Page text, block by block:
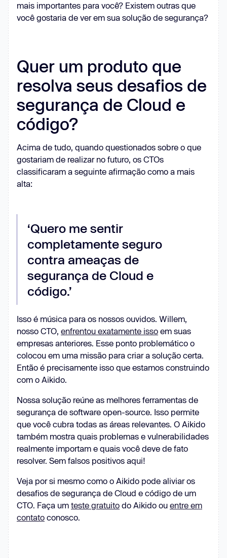
mais importantes para você? Existem outras que
você gostaria de ver em sua solução de segurança?
Quer um produto que
resolva seus desafios de
segurança de Cloud e
código?
Acima de tudo, quando questionados sobre o que
gostariam de realizar no futuro, os CTOs
classificaram a seguinte afirmação como a mais
alta:
‘Quero me sentir
completamente seguro
contra ameaças de
segurança de Cloud e
código.’
Isso é música para os nossos ouvidos. Willem,
nosso CTO, enfrentou exatamente isso em suas
empresas anteriores. Esse ponto problemático o
colocou em uma missão para criar a solução certa.
Então é precisamente isso que estamos construindo
com o Aikido.
Nossa solução reúne as melhores ferramentas de
segurança de software open-source. Isso permite
que você cubra todas as áreas relevantes. O Aikido
também mostra quais problemas e vulnerabilidades
realmente importam e quais você deve de fato
resolver. Sem falsos positivos aqui!
Veja por si mesmo como o Aikido pode aliviar os
desafios de segurança de Cloud e código de um
CTO. Faça um teste gratuito do Aikido ou entre em
contato conosco.